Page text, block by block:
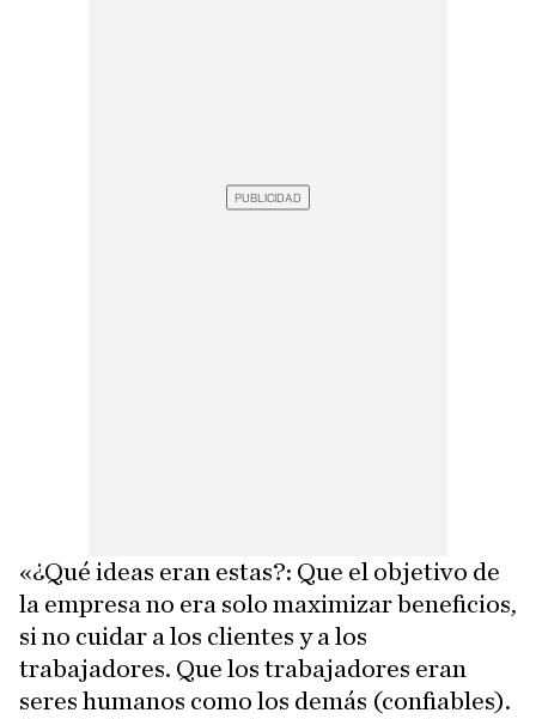
«¿Qué ideas eran estas?: Que el objetivo de
la empresa no era solo maximizar beneficios,
si no cuidar a los clientes y a los
trabajadores. Que los trabajadores eran
seres humanos como los demás (confiables).